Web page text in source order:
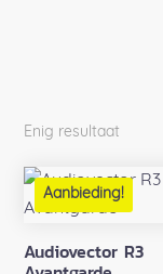
Enig resultaat
Aanbieding!
Audiovector R3